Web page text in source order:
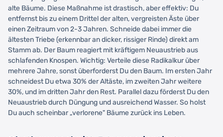
alte Bäume. Diese Maßnahme ist drastisch, aber effektiv: Du
entfernst bis zu einem Drittel der alten, vergreisten Äste über
einen Zeitraum von 2-3 Jahren. Schneide dabei immer die
ältesten Triebe (erkennbar an dicker, rissiger Rinde) direkt am
Stamm ab. Der Baum reagiert mit kräftigem Neuaustrieb aus
schlafenden Knospen. Wichtig: Verteile diese Radikalkur über
mehrere Jahre, sonst überforderst Du den Baum. Im ersten Jahr
schneidest Du etwa 30% der Altäste, im zweiten Jahr weitere
30%, und im dritten Jahr den Rest. Parallel dazu förderst Du den
Neuaustrieb durch Düngung und ausreichend Wasser. So holst
Du auch scheinbar „verlorene" Bäume zurück ins Leben.